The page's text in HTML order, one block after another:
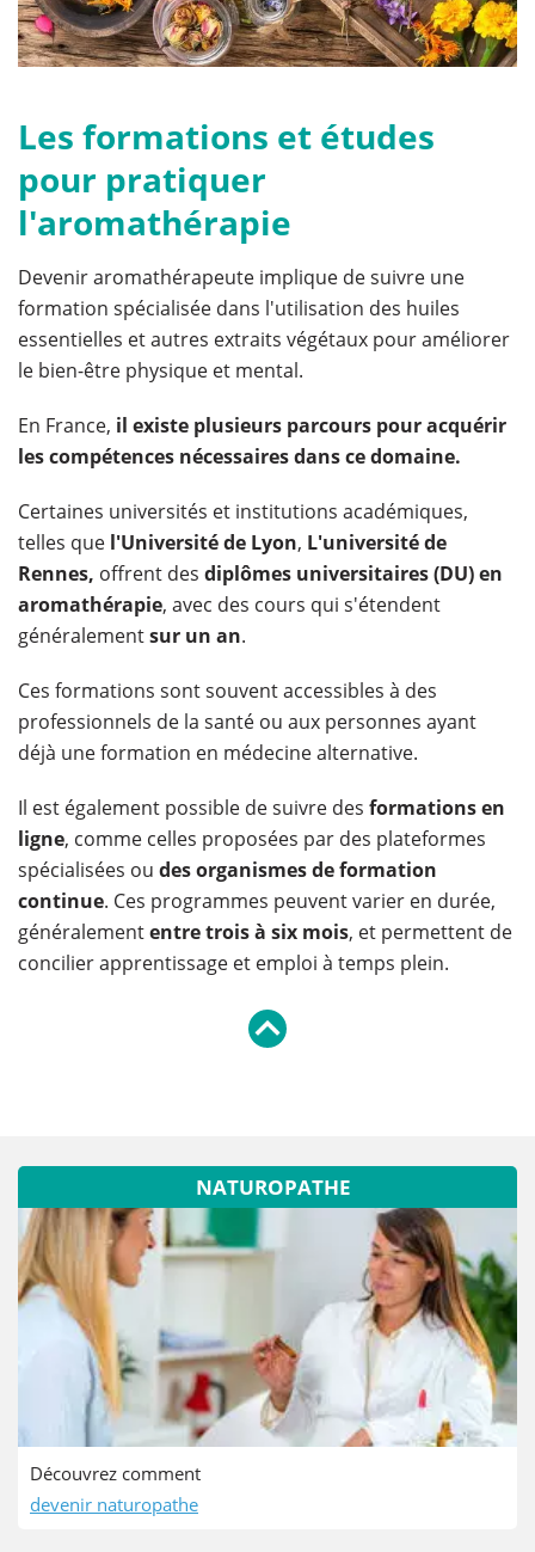
Les formations et études
pour pratiquer
l'aromathérapie
Devenir aromathérapeute implique de suivre une
formation spécialisée dans l'utilisation des huiles
essentielles et autres extraits végétaux pour améliorer
le bien-être physique et mental.
En France, il existe plusieurs parcours pour acquérir
les compétences nécessaires dans ce domaine.
Certaines universités et institutions académiques,
telles que l'Université de Lyon, L'université de
Rennes, offrent des diplômes universitaires (DU) en
aromathérapie, avec des cours qui s'étendent
généralementsur un an.
Ces formations sont souvent accessibles à des
professionnels de la santé ou aux personnes ayant
déjà une formation en médecine alternative.
Il est également possible de suivre des formations en
ligne, comme celles proposées par des plateformes
spécialisées ou des organismes de formation
continue. Ces programmes peuvent varier en durée,
généralemententre trois à six mois, et permettent de
concilier apprentissage et emploi à temps plein.
NATUROPATHE
Découvrez comment
devenir naturopathe